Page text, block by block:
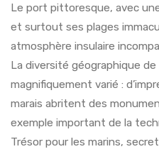
Le port pittoresque, avec
et surtout ses plages
atmosphère insulaire
La diversité géographique
magnifiquement varié :
marais abritent des
exemple important de la
Trésor pour les marins,